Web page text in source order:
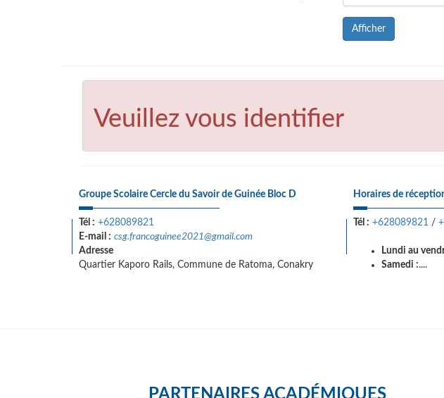
Afficher
Veuillez vous identifier
Groupe Scolaire Cercle du Savoir de Guinée Bloc D
Tél : +628089821
E-mail : csg.francoguinee2021@gmail.com
Adresse
Quartier Kaporo Rails, Commune de Ratoma, Conakry
Horaires de
Tél : +628089821 /
Lundi au
Samedi :....
PARTENAIRES ACADÉMIQUES